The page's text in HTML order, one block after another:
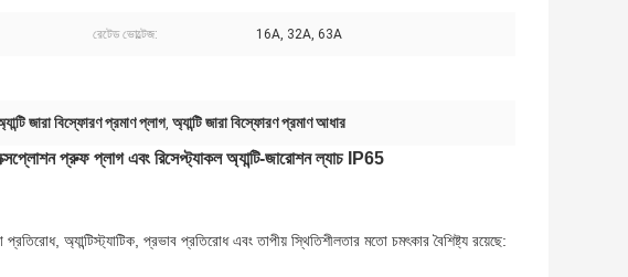
রেটেড ভোল্টেজ: 16A, 32A, 63A
জারা বিস্ফোরণ প্রমাণ প্লাগ, অ্যান্টি জারা বিস্ফোরণ প্রমাণ আধার
প্রুফ প্লাগ এবং রিসেপ্ট্যাকল অ্যান্টি-জারোশন ল্যাচ IP65
অ্যান্টিস্ট্যাটিক, প্রভাব প্রতিরোধ এবং তাপীয় স্থিতিশীলতার মতো চমৎকার বৈশিষ্ট্য রয়েছে: